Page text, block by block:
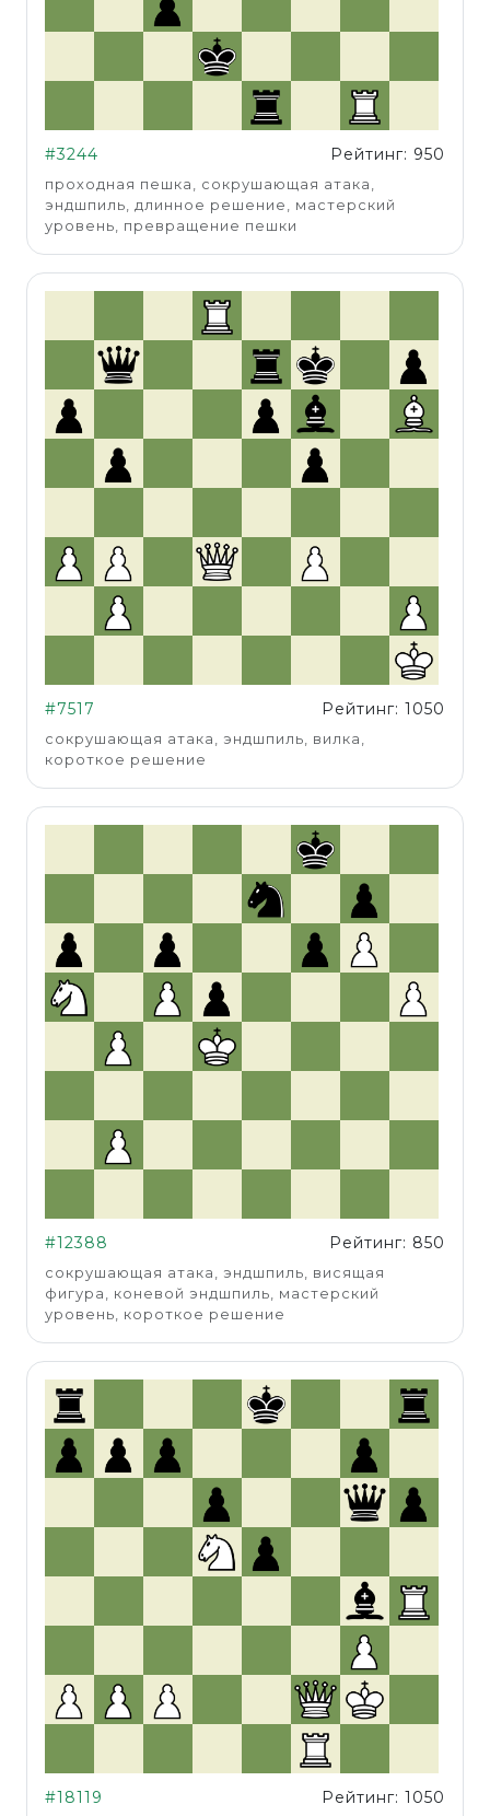
#3244 Рейтинг: 950
проходная пешка, сокрушающая атака,
эндшпиль, длинное решение, мастерский
уровень, превращение пешки
#7517 Рейтинг: 1050
сокрушающая атака, эндшпиль, вилка,
короткое решение
#12388 Рейтинг: 850
сокрушающая атака, эндшпиль, висящая
фигура, коневой эндшпиль, мастерский
уровень, короткое решение
#18119 Рейтинг: 1050